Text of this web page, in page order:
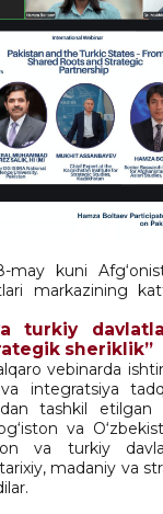
may kuni
markazining
turkiy
sheriklik”
vebinarda
integratsiya
tashkil etilgan
va
va turkiy
madaniy va